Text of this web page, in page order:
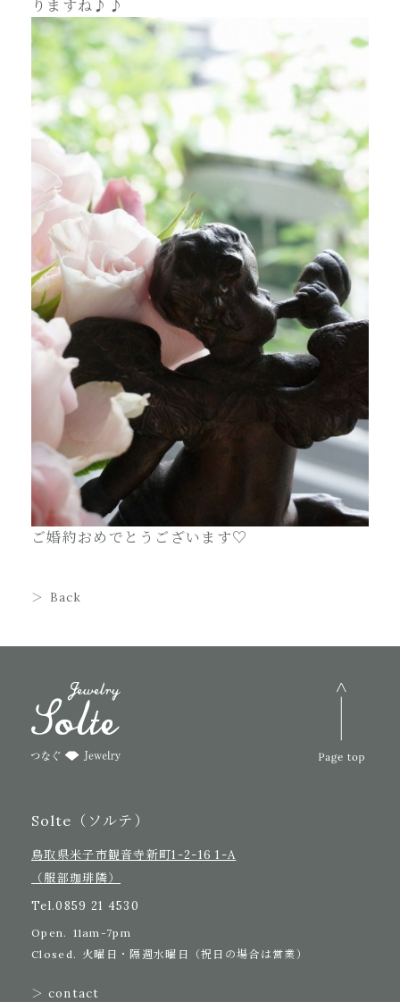
りますね♪♪
ご婚約おめでとうございます♡
Back
Solte（ソルテ）
鳥取県米子市観音寺新町1-2-16 1-A
（服部珈琲隣）
Tel.0859 21 4530
Open. 11am-7pm
Closed. 火曜日・隔週水曜日（祝日の場合は営業）
＞ contact